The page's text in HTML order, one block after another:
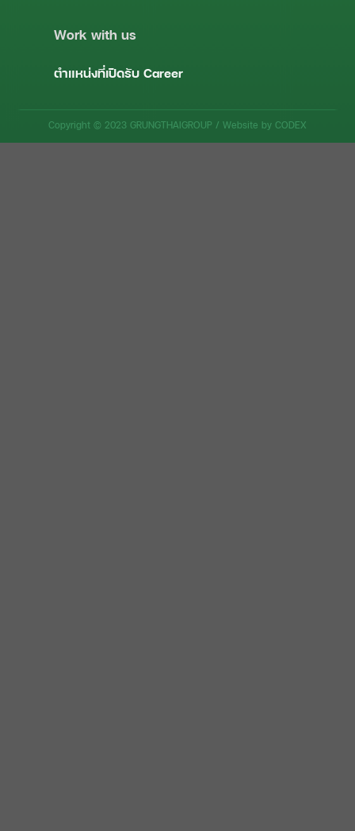
Work with us
ตำแหน่งที่เปิดรับ Career
Copyright © 2023 GRUNGTHAIGROUP / Website by CODEX